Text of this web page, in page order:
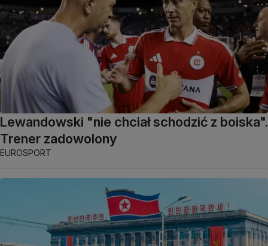
Lewandowski "nie chciał schodzić z boiska".
Trener zadowolony
EUROSPORT